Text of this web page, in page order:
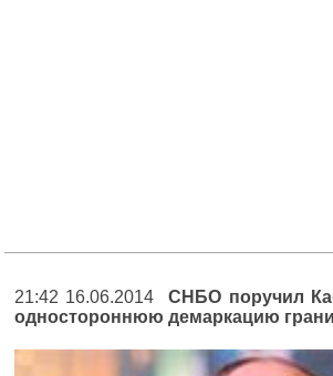
21:42 16.06.2014СНБО поручил
одностороннюю демаркацию